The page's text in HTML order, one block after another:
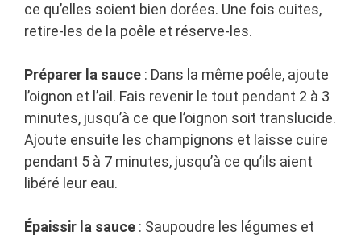
ce qu’elles soient bien dorées. Une fois cuites,
retire-les de la poêle et réserve-les.
Préparer la sauce : Dans la même poêle, ajoute
l’oignon et l’ail. Fais revenir le tout pendant 2 à 3
minutes, jusqu’à ce que l’oignon soit translucide.
Ajoute ensuite les champignons et laisse cuire
pendant 5 à 7 minutes, jusqu’à ce qu’ils aient
libéré leur eau.
Épaissir la sauce : Saupoudre les légumes et